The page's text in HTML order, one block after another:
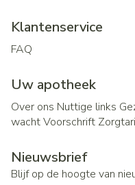
Klantenservice
FAQ
Uw apotheek
Over ons Nuttige links
wachtVoorschrift
Nieuwsbrief
Blijf op de hoogte van